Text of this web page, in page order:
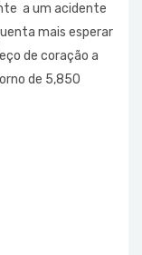
a um acidente
mais esperar
de coração a
de 5,850